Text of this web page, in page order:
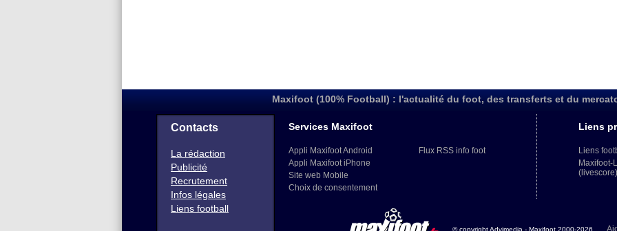
Maxifoot (100% Football) : l'actualité du foot, des transferts et du
Contacts
La rédaction
Publicité
Recrutement
Infos légales
Liens football
Services Maxifoot
Appli Maxifoot Android
Appli Maxifoot iPhone
Site web Mobile
Choix de consentement
Flux RSS info foot
Liens
Liens
Maxifoot-
(livescore)
© copyright Advimedia - Maxifoot 2000-2026